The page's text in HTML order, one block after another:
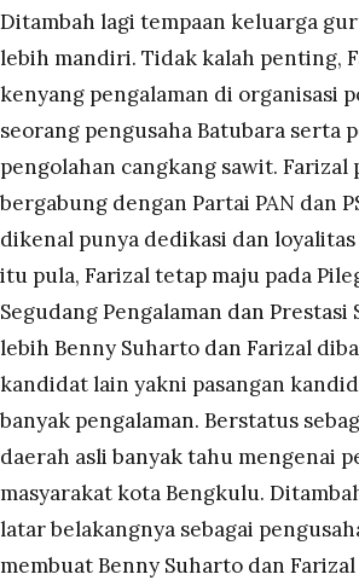
Ditambah lagi tempaan keluarga
lebih mandiri. Tidak kalah penting,
kenyang pengalaman di organisasi
seorang pengusaha Batubara serta
pengolahan cangkang sawit. Farizal
bergabung dengan Partai PAN dan
dikenal punya dedikasi dan
itu pula, Farizal tetap maju pada
Segudang Pengalaman dan Prestasi
lebih Benny Suharto dan Farizal
kandidat lain yakni pasangan
banyak pengalaman. Berstatus
daerah asli banyak tahu mengenai
masyarakat kota Bengkulu.
latar belakangnya sebagai
membuat Benny Suharto dan